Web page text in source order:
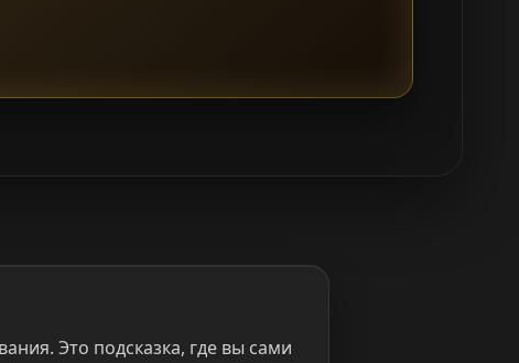
Это подсказка, где вы сами